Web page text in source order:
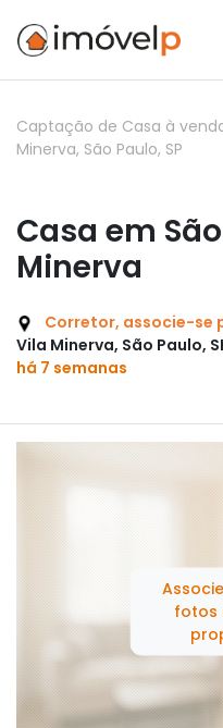
Captação de Casa à
Minerva, São Paulo, SP
Casa em
Minerva
Corretor, associe-se
Vila Minerva, São Paulo,
há 7 semanas
fotos